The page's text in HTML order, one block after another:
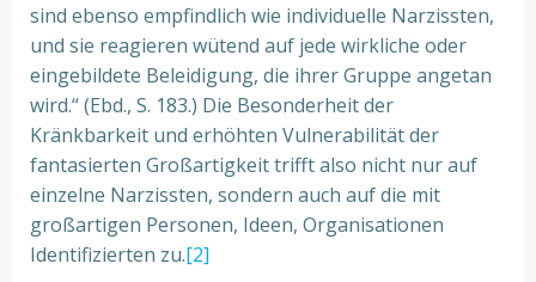
sind ebenso empfindlich wie individuelle Narzissten,
und sie reagieren wütend auf jede wirkliche oder
eingebildete Beleidigung, die ihrer Gruppe angetan
wird.“ (Ebd., S. 183.) Die Besonderheit der
Kränkbarkeit und erhöhten Vulnerabilität der
fantasierten Großartigkeit trifft also nicht nur auf
einzelne Narzissten, sondern auch auf die mit
großartigen Personen, Ideen, Organisationen
Identifizierten zu.[2]